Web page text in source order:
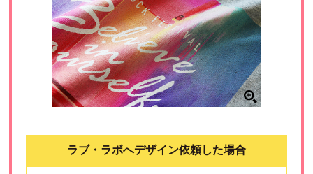
ラブ・ラボへデザイン依頼した場合